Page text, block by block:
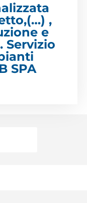
,
e
Servizio
SPA